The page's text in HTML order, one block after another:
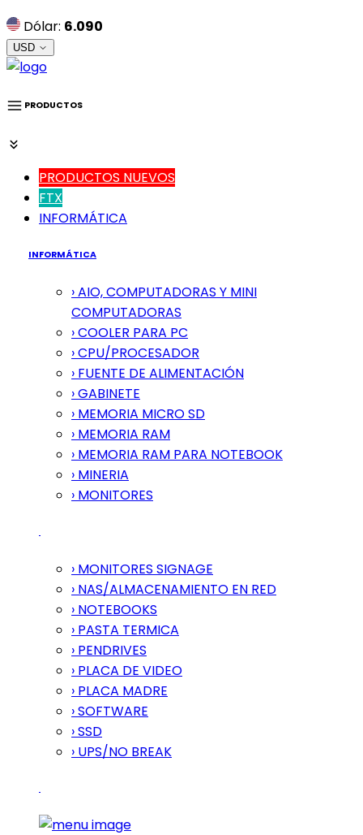
Dólar: 6.090
USD
PRODUCTOS
PRODUCTOS NUEVOS
FTX
INFORMÁTICA
INFORMÁTICA
› AIO, COMPUTADORAS Y MINI
COMPUTADORAS
› COOLER PARA PC
› CPU/PROCESADOR
› FUENTE DE ALIMENTACIÓN
› GABINETE
› MEMORIA MICRO SD
› MEMORIA RAM
› MEMORIA RAM PARA NOTEBOOK
› MINERIA
› MONITORES
› MONITORES SIGNAGE
› NAS/ALMACENAMIENTO EN RED
› NOTEBOOKS
› PASTA TERMICA
› PENDRIVES
› PLACA DE VIDEO
› PLACA MADRE
› SOFTWARE
› SSD
› UPS/NO BREAK